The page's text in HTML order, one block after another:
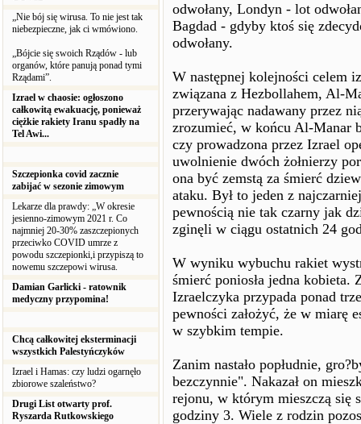
„Nie bój się wirusa. To nie jest tak
niebezpieczne, jak ci wmówiono.
„Bójcie się swoich Rządów - lub
organów, które panują ponad tymi
Rządami”.
Izrael w chaosie: ogłoszono
całkowitą ewakuację, ponieważ
ciężkie rakiety Iranu spadły na
Tel Awi...
Szczepionka covid zacznie
zabijać w sezonie zimowym
Lekarze dla prawdy: „W okresie
jesienno-zimowym 2021 r. Co
najmniej 20-30% zaszczepionych
przeciwko COVID umrze z
powodu szczepionki,i przypiszą to
nowemu szczepowi wirusa.
Damian Garlicki - ratownik
medyczny przypomina!
Chcą całkowitej eksterminacji
wszystkich Palestyńczyków
Izrael i Hamas: czy ludzi ogarnęło
zbiorowe szaleństwo?
Drugi List otwarty prof.
Ryszarda Rutkowskiego
odwołany, Londyn - lot
Bagdad - gdyby ktoś się
odwołany.
W następnej kolejności celem
związana z Hezbollahem, Al-
przerywając nadawany przez
zrozumieć, w końcu Al-Manar
czy prowadzona przez Izrael
uwolnienie dwóch żołnierzy
ona być zemstą za śmierć
ataku. Był to jeden z
pewnością nie tak czarny jak
zginęli w ciągu ostatnich 24
W wyniku wybuchu rakiet
śmierć poniosła jedna kobieta.
Izraelczyka przypada ponad
pewności założyć, że w miarę
w szybkim tempie.
Zanim nastało popłudnie,
bezczynnie". Nakazał on
rejonu, w którym mieszczą się
godziny 3. Wiele z rodzin